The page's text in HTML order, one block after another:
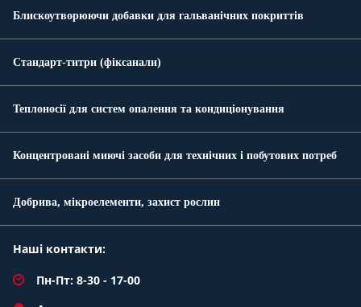
Блискоутворюючи добавки для гальванічних покриттів
Стандарт-титри (фіксанали)
Теплоносії для систем опалення та кондиціонування
Концентровані миючі засоби для технічних і побутових потреб
Добрива, мікроелементи, захист рослин
Наші контакти:
Пн-Пт: 8-30 - 17-00